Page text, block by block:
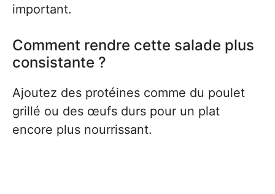
important.
Comment rendre cette salade plus
consistante ?
Ajoutez des protéines comme du poulet
grillé ou des œufs durs pour un plat
encore plus nourrissant.